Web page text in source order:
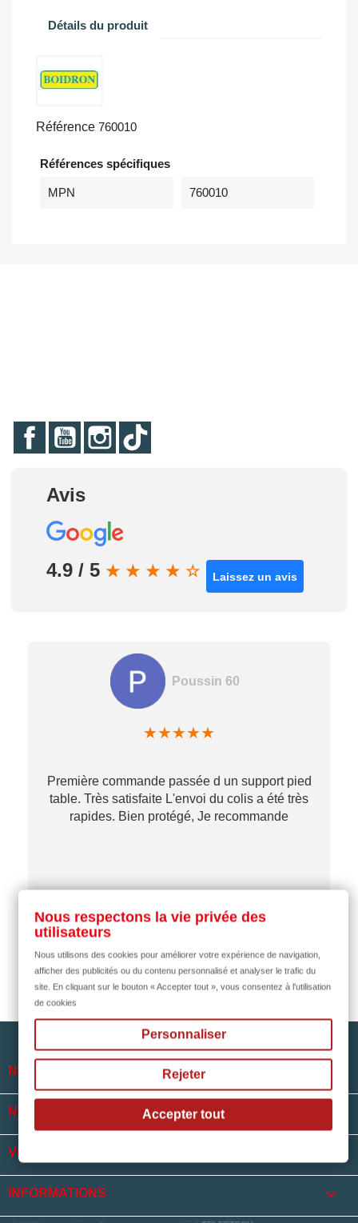
Détails du produit
Référence 760010
Références spécifiques
MPN 760010
FacebookYouTubeInstagram
Avis
4.9 / 5 ★ ★ ★ ★ ☆ Laissez un avis
Poussin 60
★★★★★
Première commande passée d un support pied
table. Très satisfaite L'envoi du colis a été très
rapides. Bien protégé, Je recommande
NOTRE SOCIÉTÉ
NOS HORAIRES
VOTRE COMPTE
INFORMATIONS keyboard_arrow_down
Nous respectons la vie privée des
utilisateurs
Nous utilisons des cookies pour améliorer votre expérience de navigation,
afficher des publicités ou du contenu personnalisé et analyser le trafic du
site. En cliquant sur le bouton « Accepter tout », vous consentez à l'utilisation
de cookies
Personnaliser
Rejeter
Accepter tout